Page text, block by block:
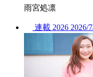
雨宮処凛
連載 2026 2026/